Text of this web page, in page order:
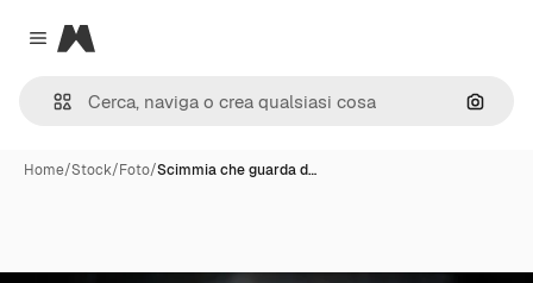
Close menu
Magnific
Cerca
Home/Stock/Foto/Scimmia che guarda d…